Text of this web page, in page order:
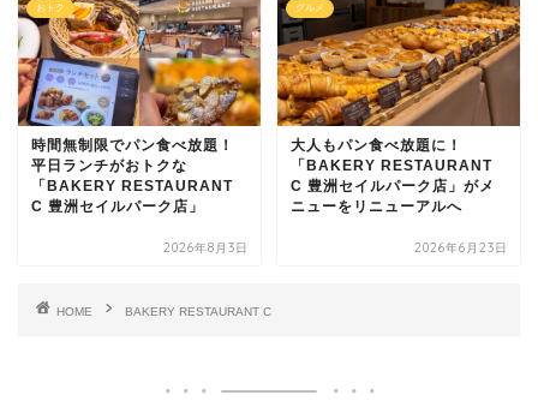
おトク
時間無制限でパン食べ放題！
平日ランチがおトクな
「BAKERY RESTAURANT
C 豊洲セイルパーク店」
2026年8月3日
グルメ
大人もパン食べ放題に！
「BAKERY RESTAURANT
C 豊洲セイルパーク店」がメ
ニューをリニューアルへ
2026年6月23日
HOME BAKERY RESTAURANT C